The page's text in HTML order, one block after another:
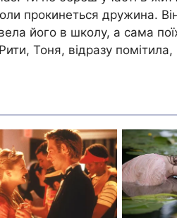
прокинеться дружина.
його в школу, а сама
Тоня, відразу